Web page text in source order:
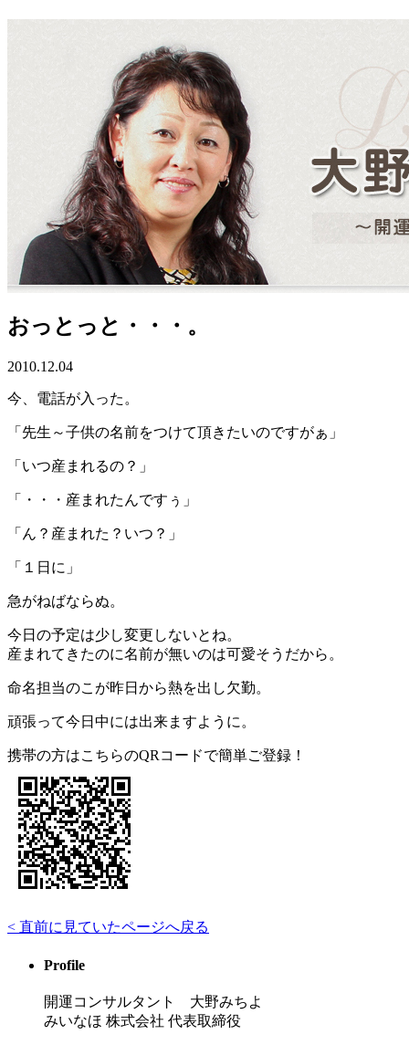
おっとっと・・・。
2010.12.04
今、電話が入った。
「先生～子供の名前をつけて頂きたいのですがぁ」
「いつ産まれるの？」
「・・・産まれたんですぅ」
「ん？産まれた？いつ？」
「１日に」
急がねばならぬ。
今日の予定は少し変更しないとね。
産まれてきたのに名前が無いのは可愛そうだから。
命名担当のこが昨日から熱を出し欠勤。
頑張って今日中には出来ますように。
携帯の方はこちらのQRコードで簡単ご登録！
< 直前に見ていたページへ戻る
Profile
開運コンサルタント 大野みちよ
みいなほ 株式会社 代表取締役